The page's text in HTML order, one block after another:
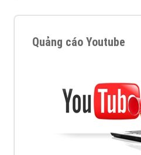
Quảng cáo Youtube